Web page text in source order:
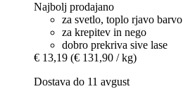
Najbolj prodajano
za svetlo, toplo rjavo barvo
za krepitev in nego
dobro prekriva sive lase
€ 13,19 (€ 131,90 / kg)
Dostava do 11 avgust